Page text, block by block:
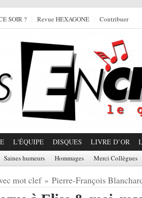
SOIR ? Revue HEXAGONE Contribuer
L'ÉQUIPE DISQUES LIVRE D’OR
Saines humeurs Hommages Merci Collègues
mot clef » Pierre-François